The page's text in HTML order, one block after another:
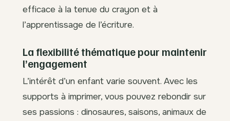
efficace à la tenue du crayon et à
l’apprentissage de l’écriture.
La flexibilité thématique pour maintenir
l’engagement
L’intérêt d’un enfant varie souvent. Avec les
supports à imprimer, vous pouvez rebondir sur
ses passions : dinosaures, saisons, animaux de